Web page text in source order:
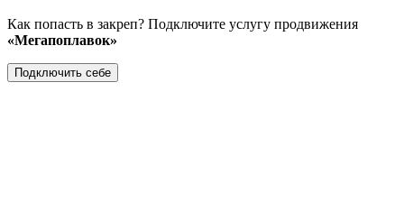
Как попасть в закреп? Подключите услугу продвижения
«Мегапоплавок»
Подключить себе